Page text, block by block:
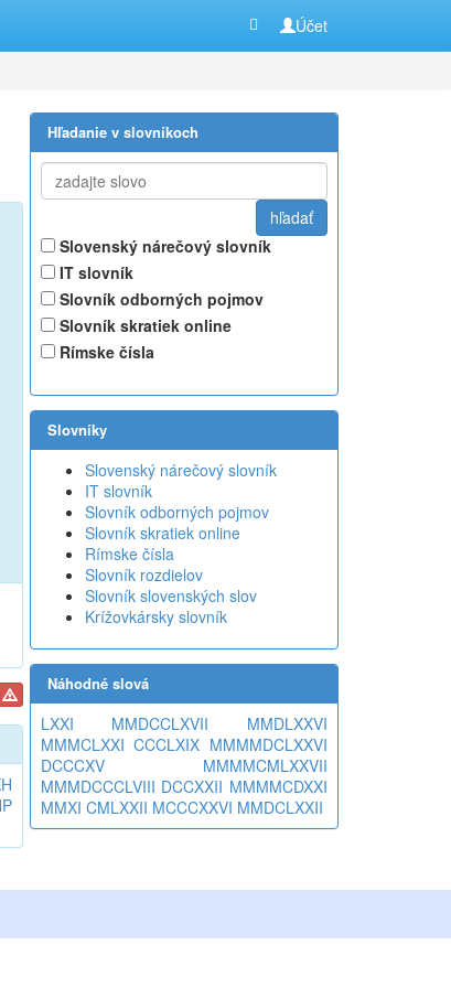
Účet
Hľadanie v slovníkoch
Slovenský nárečový slovník
IT slovník
Slovník odborných pojmov
Slovník skratiek online
Rímske čísla
Slovníky
Slovenský nárečový slovník
IT slovník
Slovník odborných pojmov
Slovník skratiek online
Rímske čísla
Slovník rozdielov
Slovník slovenských slov
Krížovkársky slovník
Náhodné slová
LXXI MMDCCLXVII
MMDLXXVI
MMMCLXXI CCCLXIX MMMMDCLXXVI
DCCCXV
MMMMCMLXXVII
MMMDCCCLVIII DCCXXII MMMMCDXXI
MMXI CMLXXII MCCCXXVI MMDCLXXII